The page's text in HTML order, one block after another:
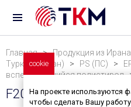
cookie
На проекте используются
чтобы сделать Вашу
Главная>Продукция из Ирана
Туркменистан)
> PS (ПС) >
вспенивающийся полистирол
F200